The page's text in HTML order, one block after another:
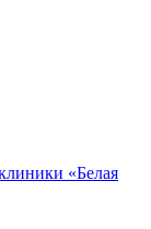
«Белая